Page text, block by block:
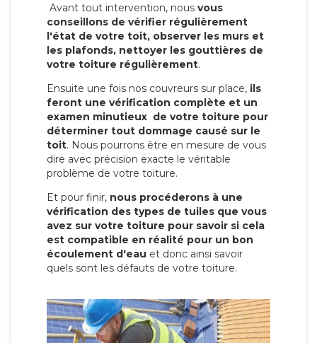
Avant tout intervention, nous vous
conseillons de vérifier régulièrement
l'état de votre toit, observer les murs et
les plafonds, nettoyer les gouttières de
votre toiture régulièrement.
Ensuite une fois nos couvreurs sur place, ils
feront une vérification complète et un
examen minutieux de votre toiture pour
déterminer tout dommage causé sur le
toit. Nous pourrons être en mesure de vous
dire avec précision exacte le véritable
problème de votre toiture.
Et pour finir, nous procéderons à une
vérification des types de tuiles que vous
avez sur votre toiture pour savoir si cela
est compatible en réalité pour un bon
écoulement d'eau et donc ainsi savoir
quels sont les défauts de votre toiture.